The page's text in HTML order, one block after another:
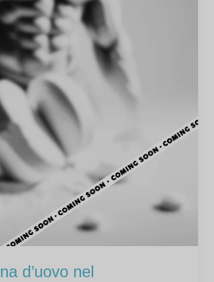
d’uovo nel